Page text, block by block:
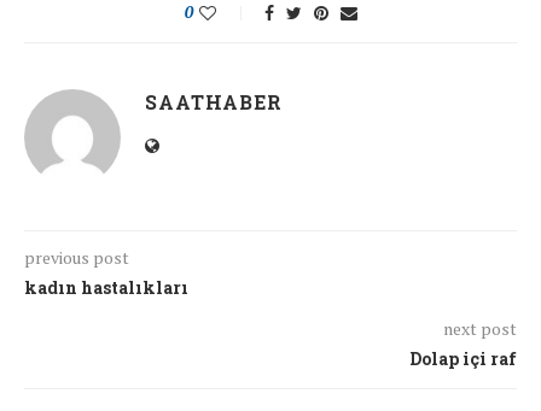
0
SAATHABER
previous post
kadın hastalıkları
next post
Dolap içi raf